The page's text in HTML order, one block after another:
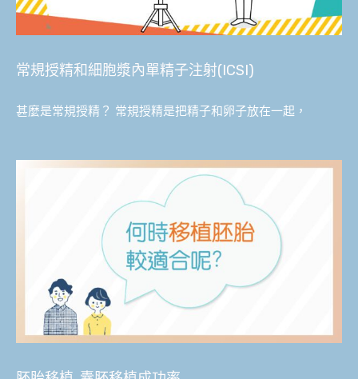
常規授精和細胞漿內單精子注射(ICSI)
甚麼是常規授精？ 常規授精是把精子和卵子放在一起，